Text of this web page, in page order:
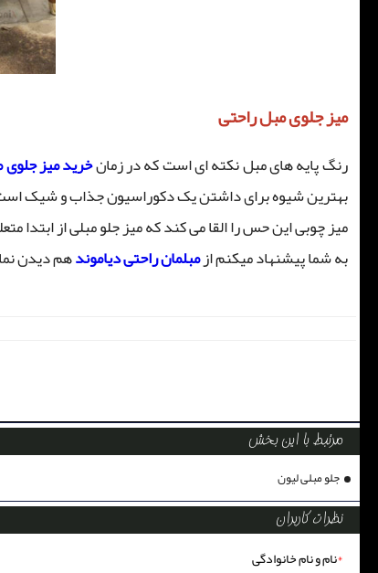
میز جلوی مبل راحتی
رنگ پایه های مبل نکته ای است که در زمانخرید میز جلوی
بهترین شیوه برای داشتن یک دکوراسیون جذاب و شیک
میز چوبی این حس را القا می کند که میز جلو مبلی از
به شما پیشنهاد میکنم ازمبلمان راحتی دیاموندهم دیدن
مرتبط با این بخش
جلو مبلی لیون
نظرات کاربران
*نام و نام خانوادگی